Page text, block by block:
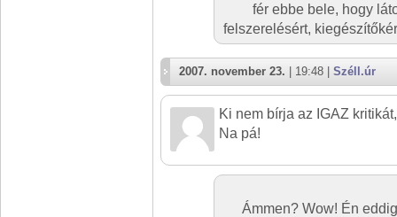
fér ebbe bele, hogy
felszerelésért,
2007. november 23. | 19:48 | Széll.úr
Ki nem bírja az IGAZ
Na pá!
Ámmen? Wow! Én